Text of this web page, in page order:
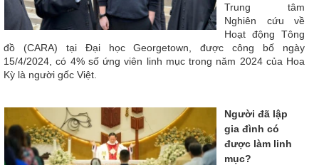
Trung tâm
Nghiên cứu về
Hoạt động Tông
đồ (CARA) tại Đại học Georgetown, được công bố ngày
15/4/2024, có 4% số ứng viên linh mục trong năm 2024 của Hoa
Kỳ là người gốc Việt.
Người đã lập
gia đình có
được làm linh
mục?